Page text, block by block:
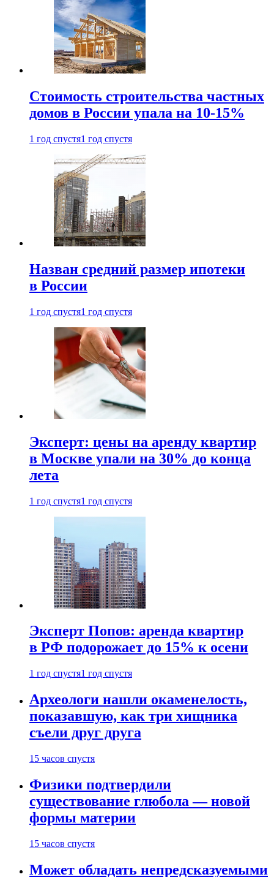
Стоимость строительства частных
домов в России упала на 10-15%
1 год спустя1 год спустя
Назван средний размер ипотеки
в России
1 год спустя1 год спустя
Эксперт: цены на аренду квартир
в Москве упали на 30% до конца
лета
1 год спустя1 год спустя
Эксперт Попов: аренда квартир
в РФ подорожает до 15% к осени
1 год спустя1 год спустя
Археологи нашли окаменелость,
показавшую, как три хищника
съели друг друга
15 часов спустя
Физики подтвердили
существование глюбола — новой
формы материи
15 часов спустя
Может обладать непредсказуемыми